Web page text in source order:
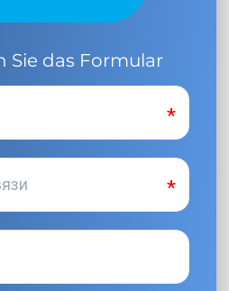
Sie das Formular